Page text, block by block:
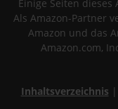
Einige Seiten dieses
Als Amazon-Partner
Amazon und das
Amazon.com,
Inhaltsverzeichnis |